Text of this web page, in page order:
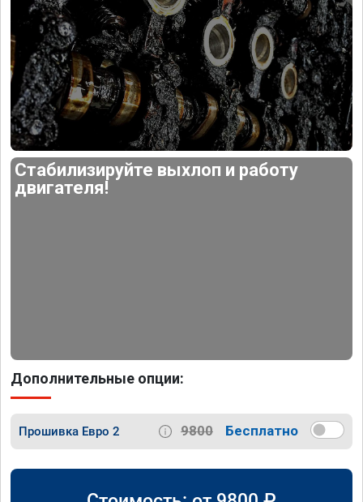
Стабилизируйте выхлоп и работу
двигателя!
Дополнительные опции:
Прошивка Евро 2 9800 Бесплатно